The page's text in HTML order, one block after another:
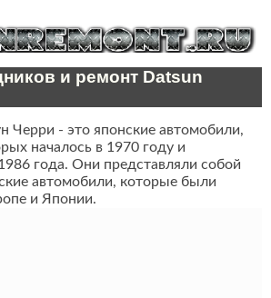
и ремонт Datsun
Черри - это японские автомобили,
началось в 1970 году и
года. Они представляли собой
автомобили, которые были
и Японии.